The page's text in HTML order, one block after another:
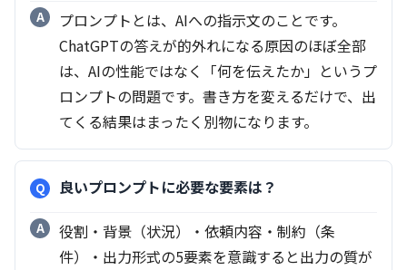
プロンプトとは、AIへの指示文のことです。
ChatGPTの答えが的外れになる原因のほぼ全部
は、AIの性能ではなく「何を伝えたか」というプ
ロンプトの問題です。書き方を変えるだけで、出
てくる結果はまったく別物になります。
良いプロンプトに必要な要素は？
役割・背景（状況）・依頼内容・制約（条
件）・出力形式の5要素を意識すると出力の質が